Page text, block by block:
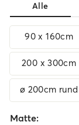
Alle
90 x 160cm
200 x 300cm
ø 200cm rund
Matte: